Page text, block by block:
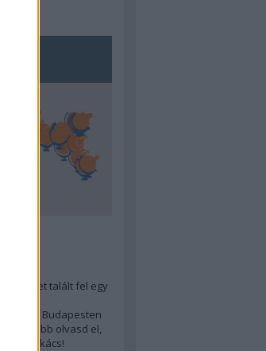
térképet talált fel egy
ebéd Budapesten
előbb olvasd el,
szakács!